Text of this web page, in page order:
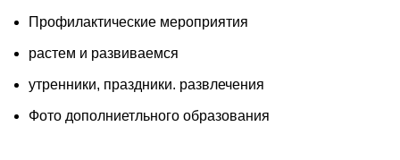
Профилактические мероприятия
растем и развиваемся
утренники, праздники. развлечения
Фото дополниетльного образования